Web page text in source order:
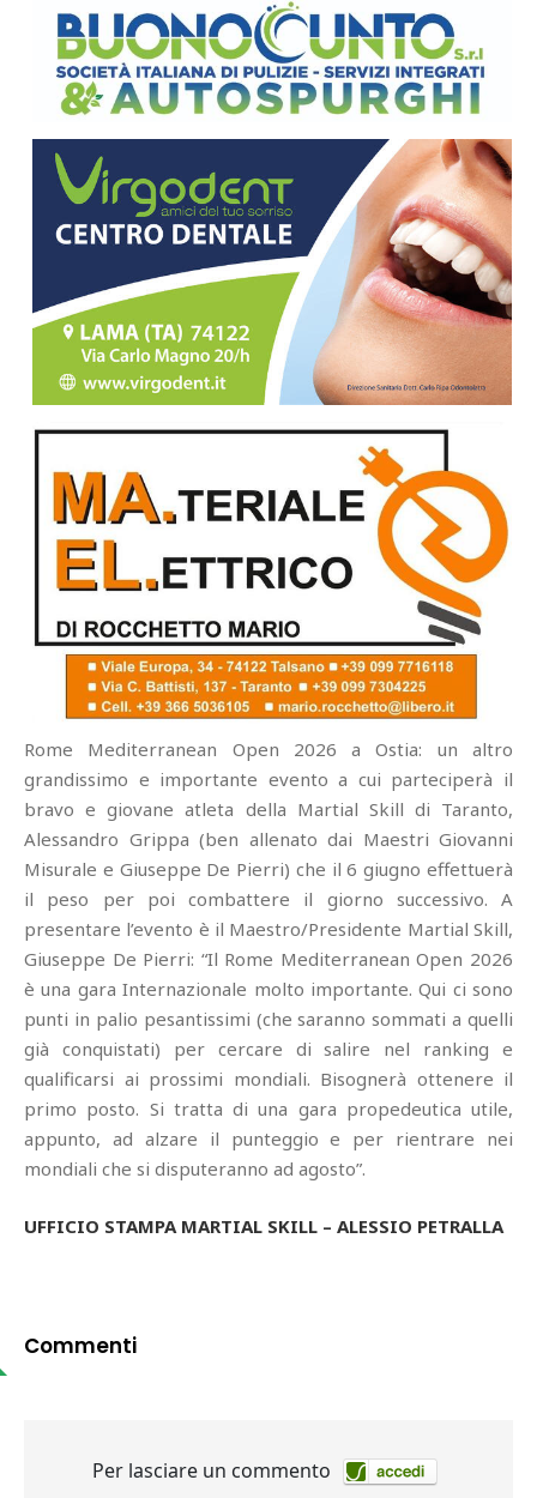
Rome Mediterranean Open 2026 a Ostia: un altro
grandissimo e importante evento a cui parteciperà il
bravo e giovane atleta della Martial Skill di Taranto,
Alessandro Grippa (ben allenato dai Maestri Giovanni
Misurale e Giuseppe De Pierri) che il 6 giugno effettuerà
il peso per poi combattere il giorno successivo. A
presentare l’evento è il Maestro/Presidente Martial Skill,
Giuseppe De Pierri: “Il Rome Mediterranean Open 2026
è una gara Internazionale molto importante. Qui ci sono
punti in palio pesantissimi (che saranno sommati a quelli
già conquistati) per cercare di salire nel ranking e
qualificarsi ai prossimi mondiali. Bisognerà ottenere il
primo posto. Si tratta di una gara propedeutica utile,
appunto, ad alzare il punteggio e per rientrare nei
mondiali che si disputeranno ad agosto”.
UFFICIO STAMPA MARTIAL SKILL – ALESSIO PETRALLA
Commenti